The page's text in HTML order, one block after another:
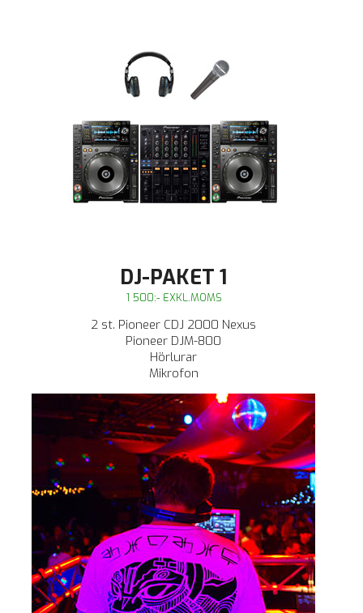
DJ-PAKET 1
1 500:- EXKL.MOMS
2 st. Pioneer CDJ 2000 Nexus
Pioneer DJM-800
Hörlurar
Mikrofon